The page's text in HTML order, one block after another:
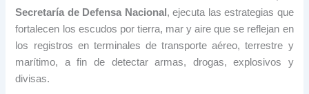
Secretaría de Defensa Nacional , ejecuta las estrategias que
fortalecen los escudos por tierra, mar y aire que se reflejan en
los registros en terminales de transporte aéreo, terrestre y
marítimo, a fin de detectar armas, drogas, explosivos y
divisas.